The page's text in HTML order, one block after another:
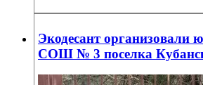
Экодесант организовали
СОШ № 3 поселка